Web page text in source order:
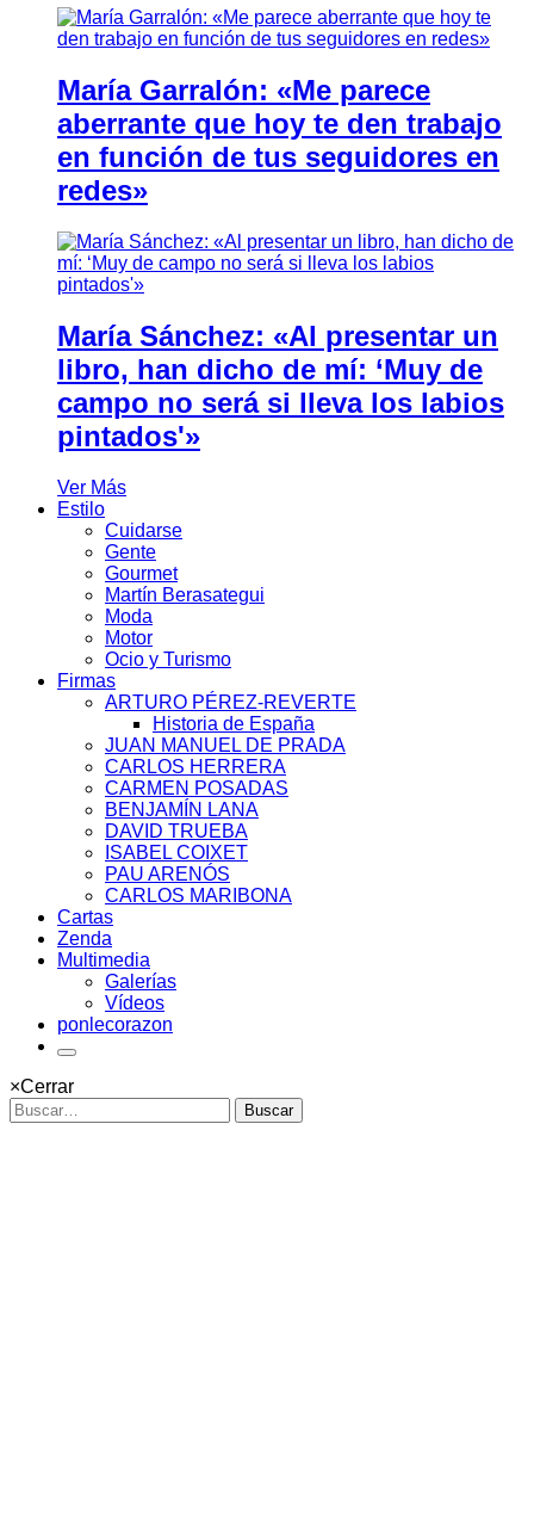
María Garralón: «Me parece
aberrante que hoy te den trabajo
en función de tus seguidores en
redes»
María Sánchez: «Al presentar un
libro, han dicho de mí: ‘Muy de
campo no será si lleva los labios
pintados'»
Ver Más
Estilo
Cuidarse
Gente
Gourmet
Martín Berasategui
Moda
Motor
Ocio y Turismo
Firmas
ARTURO PÉREZ-REVERTE
Historia de España
JUAN MANUEL DE PRADA
CARLOS HERRERA
CARMEN POSADAS
BENJAMÍN LANA
DAVID TRUEBA
ISABEL COIXET
PAU ARENÓS
CARLOS MARIBONA
Cartas
Zenda
Multimedia
Galerías
Vídeos
ponlecorazon
×Cerrar
Buscar